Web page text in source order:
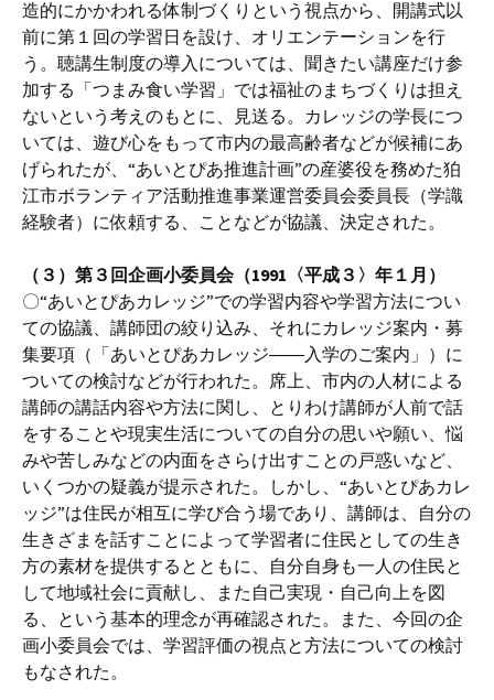
造的にかかわれる体制づくりという視点から、開講式以
前に第１回の学習日を設け、オリエンテーションを行
う。聴講生制度の導入については、聞きたい講座だけ参
加する「つまみ食い学習」では福祉のまちづくりは担え
ないという考えのもとに、見送る。カレッジの学長につ
いては、遊び心をもって市内の最高齢者などが候補にあ
げられたが、“あいとぴあ推進計画”の産婆役を務めた狛
江市ボランティア活動推進事業運営委員会委員長（学識
経験者）に依頼する、ことなどが協議、決定された。
（３）第３回企画小委員会（1991〈平成３〉年１月）
〇“あいとぴあカレッジ”での学習内容や学習方法につい
ての協議、講師団の絞り込み、それにカレッジ案内・募
集要項（「あいとぴあカレッジ――入学のご案内」）に
ついての検討などが行われた。席上、市内の人材による
講師の講話内容や方法に関し、とりわけ講師が人前で話
をすることや現実生活についての自分の思いや願い、悩
みや苦しみなどの内面をさらけ出すことの戸惑いなど、
いくつかの疑義が提示された。しかし、“あいとぴあカレ
ッジ”は住民が相互に学び合う場であり、講師は、自分の
生きざまを話すことによって学習者に住民としての生き
方の素材を提供するとともに、自分自身も一人の住民と
して地域社会に貢献し、また自己実現・自己向上を図
る、という基本的理念が再確認された。また、今回の企
画小委員会では、学習評価の視点と方法についての検討
もなされた。